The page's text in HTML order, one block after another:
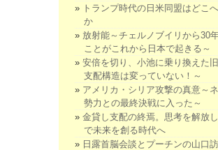
トランプ時代の日米同盟はどこ
か
放射能～チェルノブイリから30
ことがこれから日本で起きる～
安倍を切り、小池に乗り換えた
支配構造は変っていない！～
アメリカ・シリア攻撃の真意～
勢力との最終決戦に入った～
金貸し支配の終焉。思考を解放
で未来を創る時代へ
日露首脳会談とプーチンの山口